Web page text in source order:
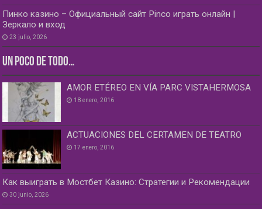
Пинко казино – Официальный сайт Pinco играть онлайн |
Зеркало и вход
23 julio, 2026
UN POCO DE TODO…
AMOR ETÉREO EN VÍA PARC VISTAHERMOSA
18 enero, 2016
ACTUACIONES DEL CERTAMEN DE TEATRO
17 enero, 2016
Как выиграть в Мостбет Казино: Стратегии и Рекомендации
30 junio, 2026